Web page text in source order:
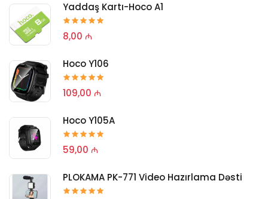
Yaddaş Kartı-Hoco A1
8,00 ₼
Hoco Y106
109,00 ₼
Hoco Y105A
59,00 ₼
PLOKAMA PK-771 Video Hazırlama Dəsti